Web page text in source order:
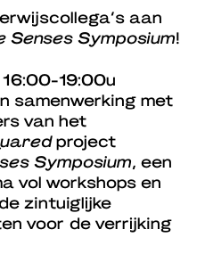
aan
Senses Symposium!
19:00u
samenwerking met
van het
project
Symposium, een
vol workshops en
zintuiglijke
voor de verrijking